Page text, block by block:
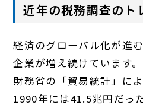
近年の税務調査のト
経済のグローバル化が進
企業が増え続けています。
財務省の「貿易統計」に
1990年には41.5兆円だっ